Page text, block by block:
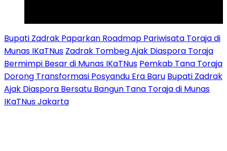
Bupati Zadrak Paparkan Roadmap Pariwisata Toraja di
Munas IKaTNus Zadrak Tombeg Ajak Diaspora Toraja
Bermimpi Besar di Munas IKaTNus Pemkab Tana Toraja
Dorong Transformasi Posyandu Era Baru Bupati Zadrak
Ajak Diaspora Bersatu Bangun Tana Toraja di Munas
IKaTNus Jakarta